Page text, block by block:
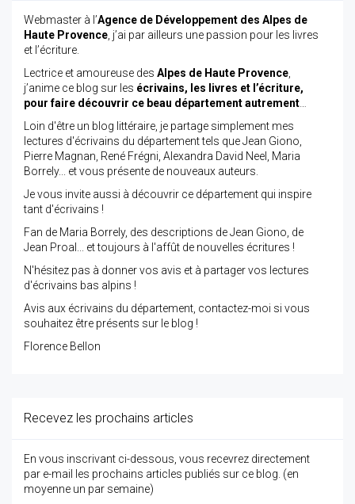
Webmaster à l’Agence de Développement des Alpes de
Haute Provence , j’ai par ailleurs une passion pour les livres
et l’écriture.
Lectrice et amoureuse des Alpes de Haute Provence
j’anime ce blog sur les écrivains, les livres et l’écriture,
pour faire découvrir ce beau département autrement
Loin d'être un blog littéraire, je partage simplement mes
lectures d'écrivains du département tels que Jean Giono,
Pierre Magnan, René Frégni, Alexandra David Neel, Maria
Borrely... et vous présente de nouveaux auteurs.
Je vous invite aussi à découvrir ce département qui inspire
tant d'écrivains !
Fan de Maria Borrely, des descriptions de Jean Giono, de
Jean Proal... et toujours à l'affût de nouvelles écritures !
N'hésitez pas à donner vos avis et à partager vos lectures
d'écrivains bas alpins !
Avis aux écrivains du département, contactez-moi si vous
souhaitez être présents sur le blog !
Florence Bellon
Recevez les prochains articles
En vous inscrivant ci-dessous, vous recevrez directement
par e-mail les prochains articles publiés sur ce blog. (en
moyenne un par semaine)